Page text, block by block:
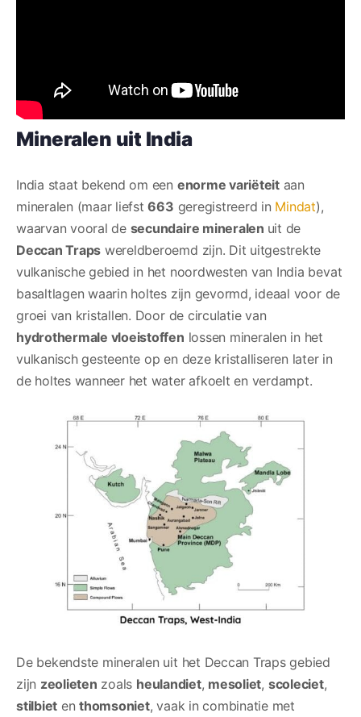
Mineralen uit India
India staat bekend om een enorme variëteitaan
mineralen (maar liefst663 geregistreerd in Mindat),
waarvan vooral de secundaire mineralen uit de
Deccan Traps wereldberoemd zijn. Dit uitgestrekte
vulkanische gebied in het noordwesten van India bevat
basaltlagen waarin holtes zijn gevormd, ideaal voor de
groei van kristallen. Door de circulatie van
hydrothermale vloeistoffen lossen mineralen in het
vulkanisch gesteente op en deze kristalliseren later in
de holtes wanneer het water afkoelt en verdampt.
De bekendste mineralen uit het Deccan Traps gebied
zijn zeolieten zoals heulandiet, mesoliet, scoleciet,
stilbiet enthomsoniet, vaak in combinatie met